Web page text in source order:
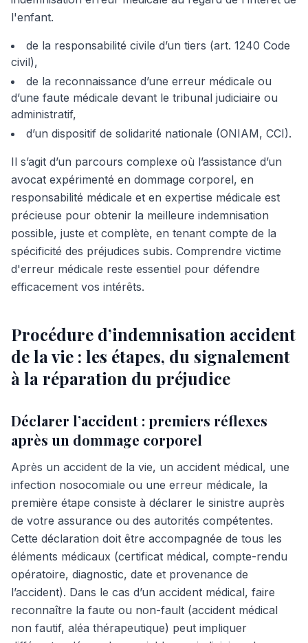
l'enfant.
de la responsabilité civile d’un tiers (art. 1240 Code
civil),
de la reconnaissance d’une erreur médicale ou
d’une faute médicale devant le tribunal judiciaire ou
administratif,
d’un dispositif de solidarité nationale (ONIAM, CCI).
Il s’agit d’un parcours complexe où l’assistance d’un
avocat expérimenté en dommage corporel, en
responsabilité médicale et en expertise médicale est
précieuse pour obtenir la meilleure indemnisation
possible, juste et complète, en tenant compte de la
spécificité des préjudices subis. Comprendre victime
d'erreur médicale reste essentiel pour défendre
efficacement vos intérêts.
Procédure d’indemnisation accident
de la vie : les étapes, du signalement
à la réparation du préjudice
Déclarer l’accident : premiers réflexes
après un dommage corporel
Après un accident de la vie, un accident médical, une
infection nosocomiale ou une erreur médicale, la
première étape consiste à déclarer le sinistre auprès
de votre assurance ou des autorités compétentes.
Cette déclaration doit être accompagnée de tous les
éléments médicaux (certificat médical, compte-rendu
opératoire, diagnostic, date et provenance de
l’accident). Dans le cas d’un accident médical, faire
reconnaître la faute ou non-fault (accident médical
non fautif, aléa thérapeutique) peut impliquer